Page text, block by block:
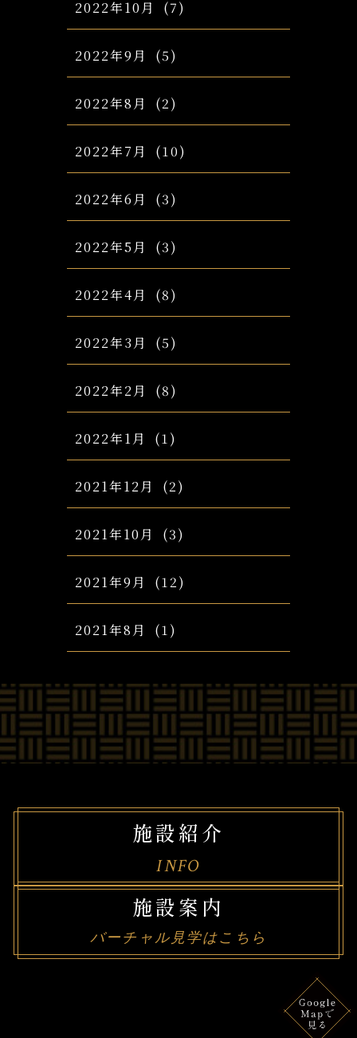
2022年10月 (7)
2022年9月 (5)
2022年8月 (2)
2022年7月 (10)
2022年6月 (3)
2022年5月 (3)
2022年4月 (8)
2022年3月 (5)
2022年2月 (8)
2022年1月 (1)
2021年12月 (2)
2021年10月 (3)
2021年9月 (12)
2021年8月 (1)
施設紹介
INFO
施設案内
バーチャル見学はこちら